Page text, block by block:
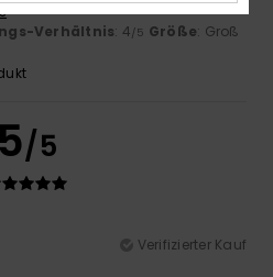
Verhältnis: 4/5 Größe: Groß
5/5
Verifizierter Kauf